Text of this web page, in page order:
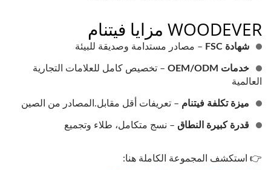
WOODEVER مزايا فيتنام
شهادة FSC – مصادر مستدامة وصديقة للبيئة
خدمات OEM/ODM
– تخصيص كامل للعلامات التجارية
العالمية
ميزة تكلفة فيتنام – تعريفات أقل مقابل.المصادر من الصين
قدرة كبيرة النطاق – نسج متكامل، طلاء وتجميع
👉 استكشف المجموعة الكاملة هنا: